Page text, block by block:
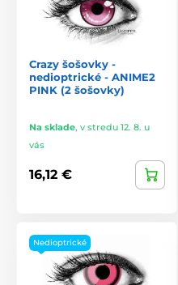
Crazy šošovky -
nedioptrické - ANIME2
PINK (2 šošovky)
Na sklade, v stredu 12. 8. u
vás
16,12 €
Nedioptrické